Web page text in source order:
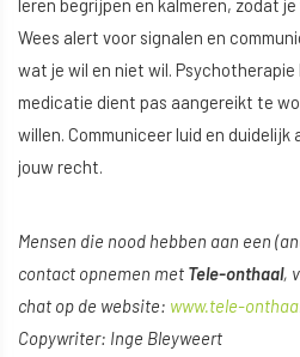
Wees alert voor signalen en
wat je wil en niet wil. Psychotherapie
medicatie dient pas aangereikt te
willen. Communiceer luid en
jouw recht.
Mensen die nood hebben aan een
contact opnemen met Tele-onthaal,
chat op de website: www.tele-
Copywriter: Inge Bleyweert